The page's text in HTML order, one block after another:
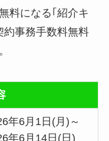
料になる｢紹介キ
約事務手数料無料
年6月1日(月)～
年6月14日(日)